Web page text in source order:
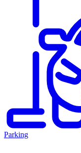
Parking